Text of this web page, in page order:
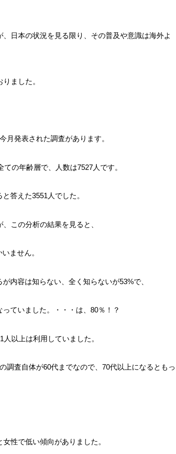
日本の状況を見る限り、その普及や意識は海外よ
ました。
月発表された調査があります。
の年齢層で、人数は7527人です。
答えた3551人でした。
この分析の結果を見ると、
ません。
内容は知らない、全く知らないが53%で、
ていました。・・・は、80％！？
以上は利用していました。
調査自体が60代までなので、70代以上になるともっ
性で低い傾向がありました。